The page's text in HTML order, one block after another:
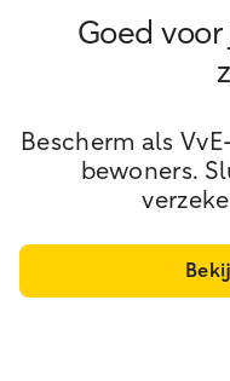
Goed
Bescherm als
bewoners.